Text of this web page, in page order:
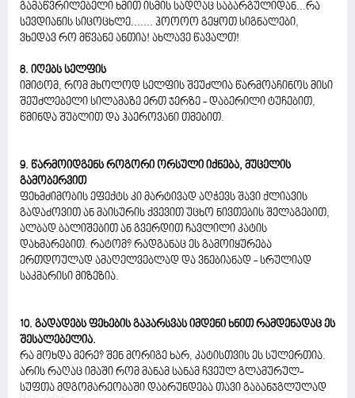
გამაწვრილებელი ხმით ისმის სადღაც საბარგულიდან...რა
სევდიანის სიცოცხლე....... ჰოოოო გეყოთ სიგნალები,
ვხედავ რო მწვანე ანთია! ახლავე წავალთ!
8. იღებს სელფის
იმიტომ, რომ მხოლოდ სელფის შეუძლია წარმოაჩინოს მისი
შეუძლებელი სილამაზე ერთ ჯერზე - დაბერილი ტუჩებით,
წმინდა შუბლით და ჰაეროვანი თმებით.
9. წარმოიდგენს როგორი ორსული იქნება, მუცელის
გამობერვით
ფეხმძიმობის ეფექტს კი მარტივად აღჭევს შავი ქლიავის
გადაძოვით ან მაისურის ქვევით უცხო ნივთების შელაგებით,
ალბად ბალიშებით ან გვერდით ჩავლილი კატის
დახმარებით. რატომ? რადგანაც ეს გამოიყურება
ერთდოულად ამაღელვებლად და ვნებიანად - სრულიად
საკმარისი მიზეზია.
10. გადადებს ფეხების გაპარსვას იმდენი ხნით რამდენადაც ეს
შესალებელია.
რა მოხდა მერე? შენ მორიგე ხარ, კატისთვის ეს სულერთია.
არის რაღაც იმაში რომ მანამ სანამ ჩვეულ გლამურულ-
სუფთა მდგომარეობაში დაბრუნდება თავი გაბანჯგლულად